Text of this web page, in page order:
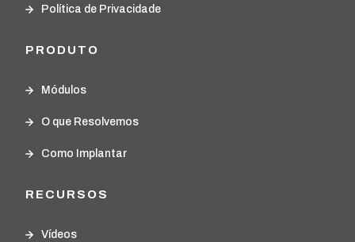
Política de Privacidade
PRODUTO
Módulos
O que Resolvemos
Como Implantar
RECURSOS
Vídeos